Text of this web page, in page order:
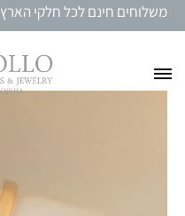
משלוחים חינם לכל חלקי הארץ